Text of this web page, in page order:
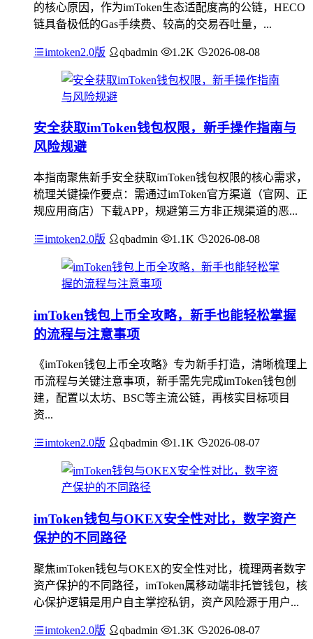
的核心原因，作为imToken生态适配度高的公链，HECO
链具备极低的Gas手续费、较高的交易吞吐量，...
imtoken2.0版 qbadmin 1.2K 2026-08-08
安全获取imToken钱包权限，新手操作指南与
风险规避
本指南聚焦新手安全获取imToken钱包权限的核心需求，
梳理关键操作要点：需通过imToken官方渠道（官网、正
规应用商店）下载APP，规避第三方非正规渠道的恶...
imtoken2.0版 qbadmin 1.1K 2026-08-08
imToken钱包上币全攻略，新手也能轻松掌握
的流程与注意事项
《imToken钱包上币全攻略》专为新手打造，清晰梳理上
币流程与关键注意事项，新手需先完成imToken钱包创
建，配置以太坊、BSC等主流公链，再核实目标项目
资...
imtoken2.0版 qbadmin 1.1K 2026-08-07
imToken钱包与OKEX安全性对比，数字资产
保护的不同路径
聚焦imToken钱包与OKEX的安全性对比，梳理两者数字
资产保护的不同路径，imToken属移动端非托管钱包，核
心保护逻辑是用户自主掌控私钥，资产风险源于用户...
imtoken2.0版 qbadmin 1.3K 2026-08-07